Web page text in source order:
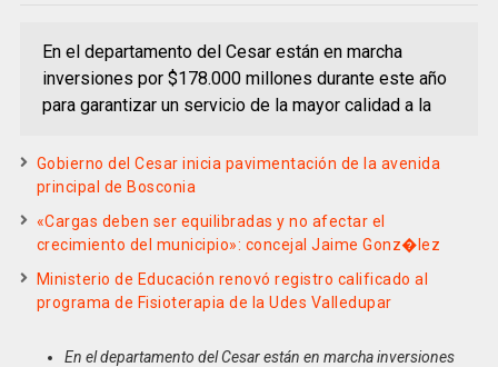
En el departamento del Cesar están en marcha
inversiones por $178.000 millones durante este año
para garantizar un servicio de la mayor calidad a la
Gobierno del Cesar inicia pavimentación de la avenida
principal de Bosconia
«Cargas deben ser equilibradas y no afectar el
crecimiento del municipio»: concejal Jaime Gonz�lez
Ministerio de Educación renovó registro calificado al
programa de Fisioterapia de la Udes Valledupar
En el departamento del Cesar están en marcha inversiones